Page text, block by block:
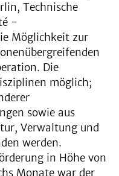
Technische
-
Möglichkeit zur
Die
möglich;
sowie aus
Verwaltung und
werden.
in Höhe von
Monate war der